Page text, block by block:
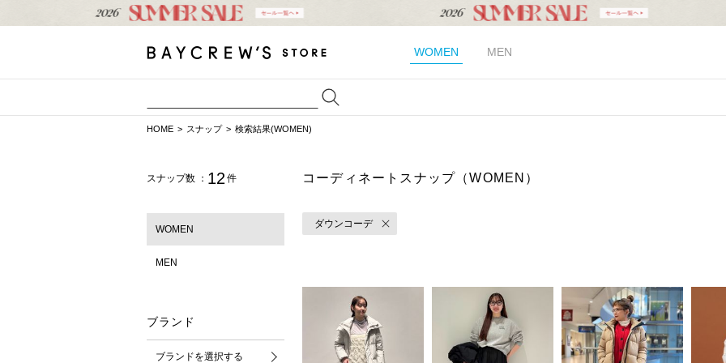
WOMEN MEN
HOME スナップ 検索結果(WOMEN)
スナップ数 ： 12 件
WOMEN
MEN
ブランド
ブランドを選択する
コーディネートスナップ（WOMEN）
ダウンコーデ